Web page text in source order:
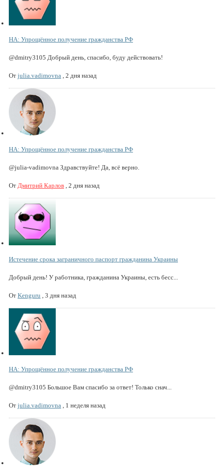
НА: Упрощённое получение гражданства РФ
@dmitry3105 Добрый день, спасибо, буду действовать!
От julia.vadimovna 2 дня назад
НА: Упрощённое получение гражданства РФ
@julia-vadimovna Здравствуйте! Да, всё верно.
От Дмитрий Карлов 2 дня назад
Истечение срока заграничного паспорт гражданина Украины
Добрый день! У работника, гражданина Украины, есть бесс...
От Kenguru 3 дня назад
НА: Упрощённое получение гражданства РФ
@dmitry3105 Большое Вам спасибо за ответ! Только снач...
От julia.vadimovna 1 неделя назад